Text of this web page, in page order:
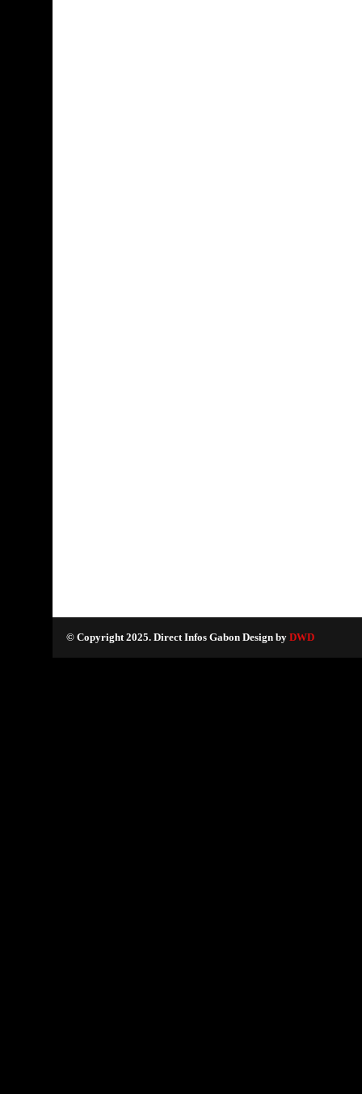
© Copyright 2025. Direct Infos Gabon Design by DWD